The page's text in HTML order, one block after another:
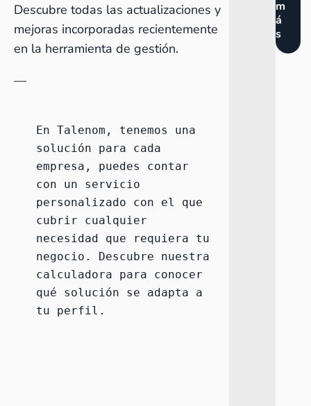
Descubre todas las actualizaciones y
mejoras incorporadas recientemente
en la herramienta de gestión.
—
En Talenom, tenemos una
solución para cada
empresa, puedes contar
con un servicio
personalizado con el que
cubrir cualquier
necesidad que requiera tu
calculadora para conocer
qué solución se adapta a
tu perfil .
m
á
s